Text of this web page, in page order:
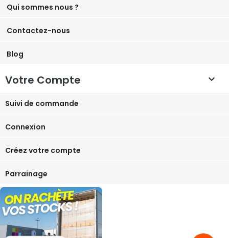
Qui sommes nous ?
Contactez-nous
Blog
Votre Compte 
Suivi de commande
Connexion
Créez votre compte
Parrainage